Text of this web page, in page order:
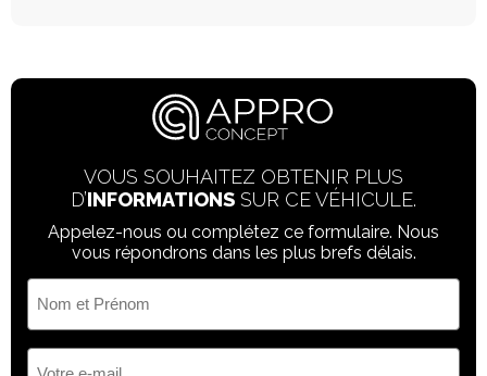
VOUS SOUHAITEZ OBTENIR PLUS
D’INFORMATIONS SUR CE VÉHICULE.
Appelez-nous ou complétez ce formulaire. Nous
vous répondrons dans les plus brefs délais.
Prénom
(Nécessaire)